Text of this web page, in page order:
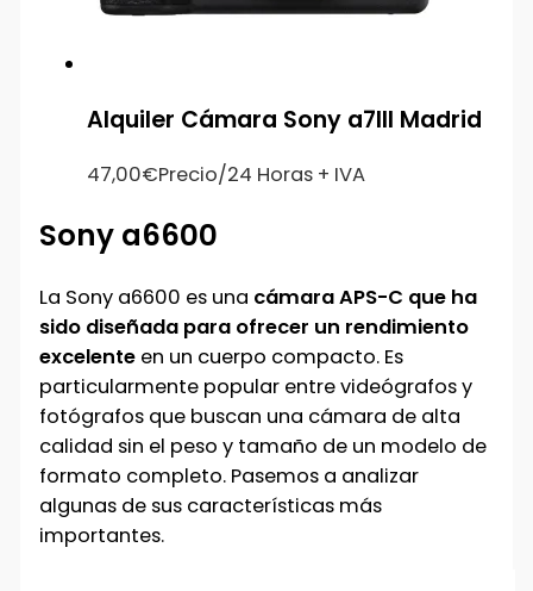
Alquiler Cámara Sony a7III Madrid
47,00€Precio/24 Horas + IVA
Sony a6600
La Sony a6600 es una cámara APS-C que ha
sido diseñada para ofrecer un rendimiento
excelente en un cuerpo compacto. Es
particularmente popular entre videógrafos y
fotógrafos que buscan una cámara de alta
calidad sin el peso y tamaño de un modelo de
formato completo. Pasemos a analizar
algunas de sus características más
importantes.